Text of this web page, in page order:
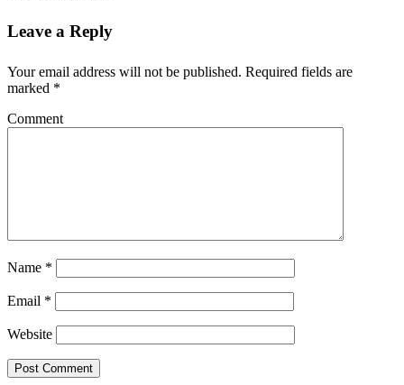
Leave a Reply
Your email address will not be published. Required fields are
marked *
Comment
Name *
Email *
Website